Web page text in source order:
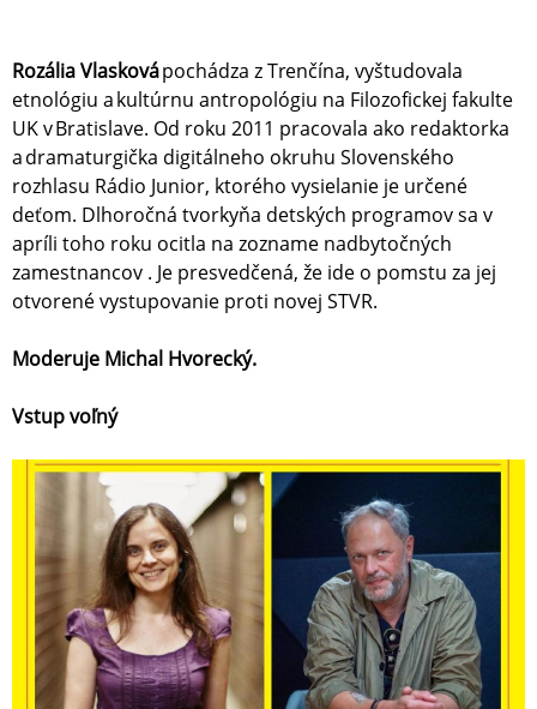
Rozália Vlaskovápochádza z Trenčína, vyštudovala
etnológiu a kultúrnu antropológiu na Filozofickej fakulte
UK v Bratislave. Od roku 2011 pracovala ako redaktorka
a dramaturgička digitálneho okruhu Slovenského
rozhlasu Rádio Junior, ktorého vysielanie je určené
deťom. Dlhoročná tvorkyňa detských programov sa v
apríli toho roku ocitla na zozname nadbytočných
zamestnancov . Je presvedčená, že ide o pomstu za jej
otvorené vystupovanie proti novej STVR.
Moderuje Michal Hvorecký.
Vstup voľný